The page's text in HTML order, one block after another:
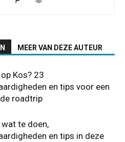
MEER VAN DEZE AUTEUR
Kos? 23
en tips voor een
roadtrip
te doen,
en tips in deze